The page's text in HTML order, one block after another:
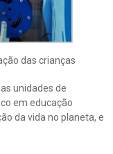
das crianças
unidades de
em educação
da vida no planeta, e